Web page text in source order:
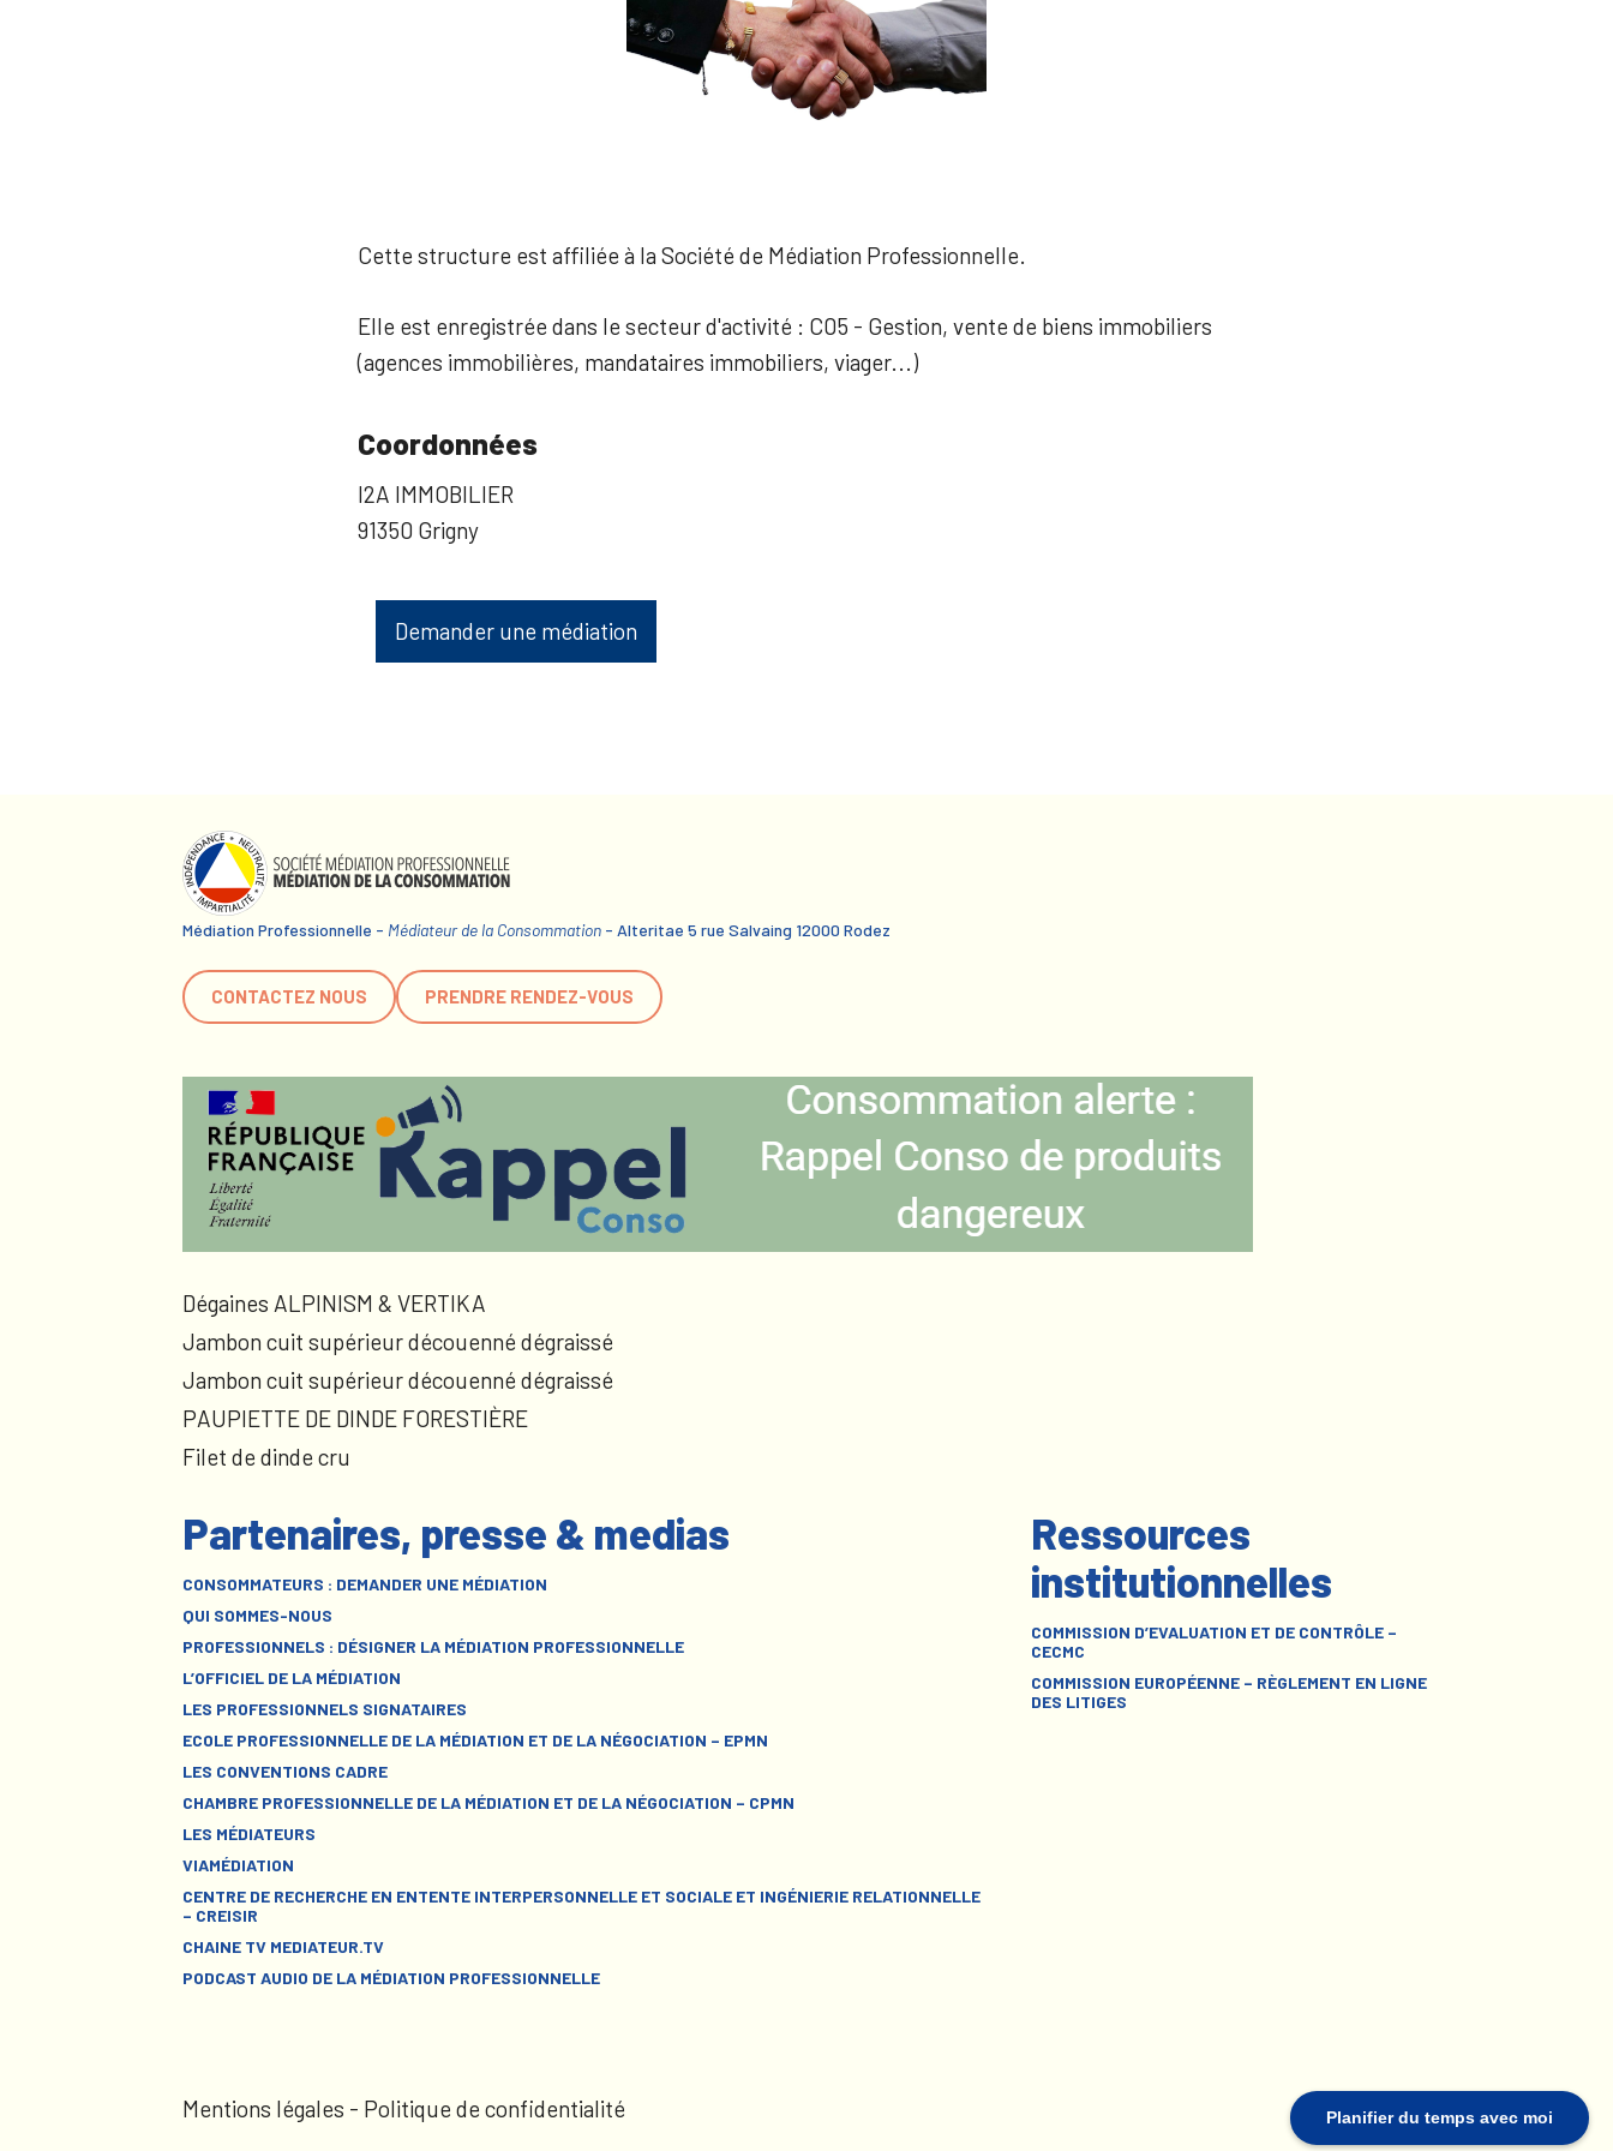
Planifier du temps avec moi
Cette structure est affiliée à la Société de Médiation Professionnelle.
Elle est enregistrée dans le secteur d'activité : C05 - Gestion, vente de biens immobiliers
(agences immobilières, mandataires immobiliers, viager...)
Coordonnées
I2A IMMOBILIER
91350 Grigny
Demander une médiation
Médiation Professionnelle - Médiateur de la Consommation - Alteritae 5 rue Salvaing 12000 Rodez
CONTACTEZ NOUS PRENDRE RENDEZ-VOUS
Dégaines ALPINISM & VERTIKA
Jambon cuit supérieur découenné dégraissé
Jambon cuit supérieur découenné dégraissé
PAUPIETTE DE DINDE FORESTIÈRE
Filet de dinde cru
Partenaires, presse & medias
CONSOMMATEURS : DEMANDER UNE MÉDIATION
QUI SOMMES-NOUS
PROFESSIONNELS : DÉSIGNER LA MÉDIATION PROFESSIONNELLE
L’OFFICIEL DE LA MÉDIATION
LES PROFESSIONNELS SIGNATAIRES
ECOLE PROFESSIONNELLE DE LA MÉDIATION ET DE LA NÉGOCIATION – EPMN
LES CONVENTIONS CADRE
CHAMBRE PROFESSIONNELLE DE LA MÉDIATION ET DE LA NÉGOCIATION – CPMN
LES MÉDIATEURS
VIAMÉDIATION
CENTRE DE RECHERCHE EN ENTENTE INTERPERSONNELLE ET SOCIALE ET INGÉNIERIE RELATIONNELLE
– CREISIR
CHAINE TV MEDIATEUR.TV
PODCAST AUDIO DE LA MÉDIATION PROFESSIONNELLE
Ressources
institutionnelles
COMMISSION D’EVALUATION ET DE CONTRÔLE –
CECMC
COMMISSION EUROPÉENNE – RÈGLEMENT EN LIGNE
DES LITIGES
Mentions légales - Politique de confidentialité